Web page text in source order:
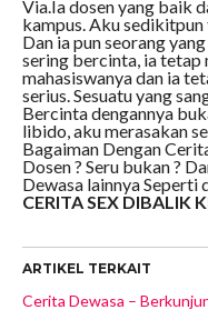
Via.Ia dosen yang baik
kampus. Aku
Dan ia pun seorang
sering bercinta, ia tetap
mahasiswanya dan ia
serius. Sesuatu yang
Bercinta dengannya
libido, aku merasakan
Bagaiman Dengan
Dosen ? Seru bukan ?
Dewasa lainnya Seperti
CERITA SEX DIBALIK
ARTIKEL TERKAIT
Cerita Dewasa –